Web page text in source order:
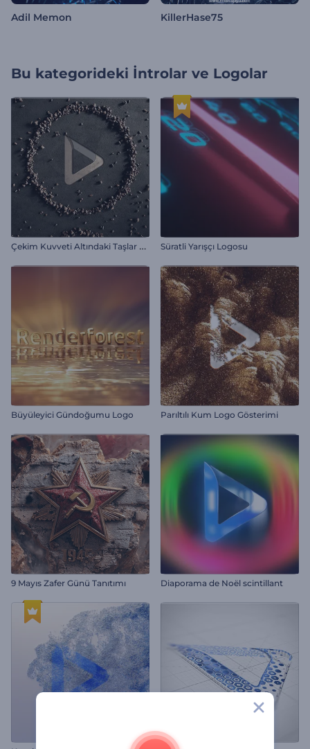
Adil Memon KillerHase75
Bu kategorideki İntrolar ve Logolar
Ç
ekim Kuvveti Altındaki Taşlar Giriş Videosu Süratli Yarışçı Logosu
Büyüleyici Gündoğumu Logo Parıltılı Kum Logo Gösterimi
9 Mayıs Zafer Günü Tanıtımı Diaporama de Noël scintillant